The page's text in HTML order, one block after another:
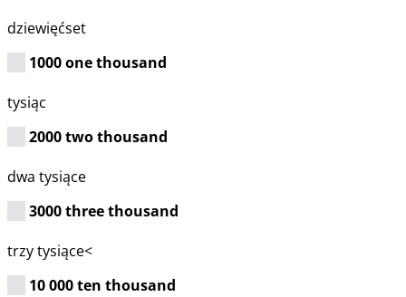
dziewięćset
1000 one thousand
tysiąc
2000 two thousand
dwa tysiące
3000 three thousand
trzy tysiące<
10 000 ten thousand